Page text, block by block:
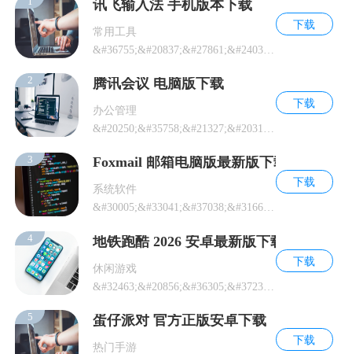
讯飞输入法 手机版本下载
常用工具
下载
2 腾讯会议 电脑版下载
办公管理
下载
3 Foxmail 邮箱电脑版最新版下载
系统软件
下载
4 地铁跑酷 2026 安卓最新版下载
休闲游戏
下载
5 蛋仔派对 官方正版安卓下载
热门手游
下载